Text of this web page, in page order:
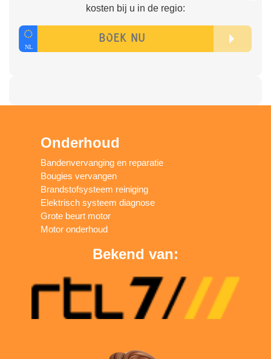
kosten bij u in de regio:
Onderhoud
Bandenvervanging en reparatie
Bougies vervangen
Brandstofsysteem reiniging
Elektrisch systeem diagnose
Grote beurt motor
Motor onderhoud
Bekend van: